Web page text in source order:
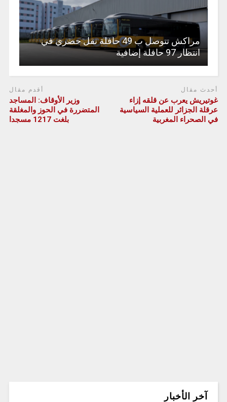
مراكش تتوصل ب 49 حافلة نقل حضري في
انتظار 97 حافلة إضافية
أحدث مقال
غوتيريش يعرب عن قلقه إزاء
عرقلة الجزائر للعملية السياسية
في الصحراء المغربية
أقدم مقال
وزير الأوقاف: المساجد
المتضررة في الحوز والمغلقة
بلغت 1217 مسجدا
آخر الأخبار